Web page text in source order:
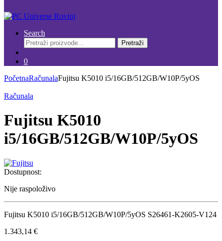
Search
Pretraži:
Pretraži
0
PočetnaRačunalaFujitsu K5010 i5/16GB/512GB/W10P/5yOS
Računala
Fujitsu K5010
i5/16GB/512GB/W10P/5yOS
Dostupnost:
Nije raspoloživo
Fujitsu K5010 i5/16GB/512GB/W10P/5yOS S26461-K2605-V124
1.343,14 €